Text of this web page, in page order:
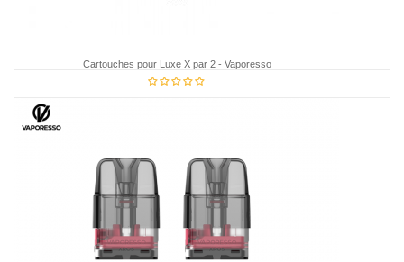
Cartouches pour Luxe X par 2 - Vaporesso